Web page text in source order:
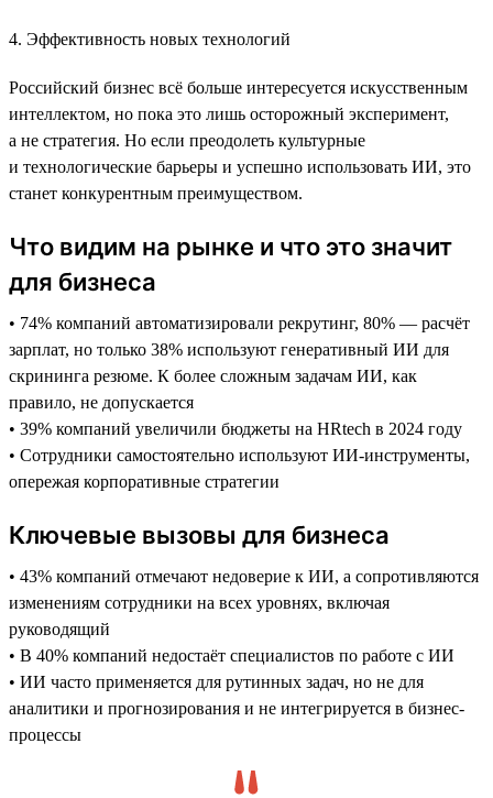
4. Эффективность новых технологий
Российский бизнес всё больше интересуется искусственным
интеллектом, но пока это лишь осторожный эксперимент,
а не стратегия. Но если преодолеть культурные
и технологические барьеры и успешно использовать ИИ, это
станет конкурентным преимуществом.
Что видим на рынке и что это значит
для бизнеса
• 74% компаний автоматизировали рекрутинг, 80% — расчёт
зарплат, но только 38% используют генеративный ИИ для
скрининга резюме. К более сложным задачам ИИ, как
правило, не допускается
• 39% компаний увеличили бюджеты на HRtech в 2024 году
• Сотрудники самостоятельно используют ИИ-инструменты,
опережая корпоративные стратегии
Ключевые вызовы для бизнеса
• 43% компаний отмечают недоверие к ИИ, а сопротивляются
изменениям сотрудники на всех уровнях, включая
руководящий
• В 40% компаний недостаёт специалистов по работе с ИИ
• ИИ часто применяется для рутинных задач, но не для
аналитики и прогнозирования и не интегрируется в бизнес-
процессы